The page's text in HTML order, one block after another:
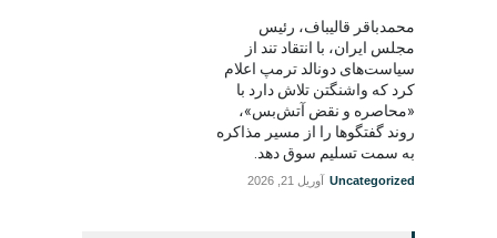
محمدباقر قالیباف، رئیس
مجلس ایران، با انتقاد تند از
سیاست‌های دونالد ترمپ اعلام
کرد که واشنگتن تلاش دارد با
«محاصره و نقض آتش‌بس»،
روند گفتگوها را از مسیر مذاکره
به سمت تسلیم سوق دهد.
Uncategorized آوریل 21, 2026